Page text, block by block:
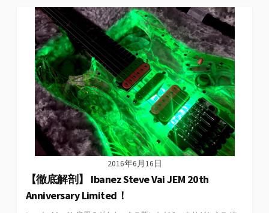
ゴ
リ
ー
2016年6月16日
【徹底解剖】 Ibanez Steve Vai JEM 20th
Anniversary Limited！